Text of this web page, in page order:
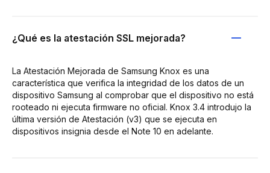
¿Qué es la atestación SSL mejorada?
La Atestación Mejorada de Samsung Knox es una
característica que verifica la integridad de los datos de un
dispositivo Samsung al comprobar que el dispositivo no está
rooteado ni ejecuta firmware no oficial. Knox 3.4 introdujo la
última versión de Atestación (v3) que se ejecuta en
dispositivos insignia desde el Note 10 en adelante.